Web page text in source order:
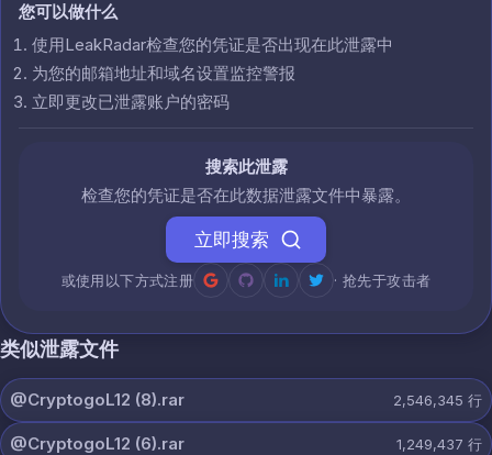
您可以做什么
使用LeakRadar检查您的凭证是否出现在此泄露中
为您的邮箱地址和域名设置监控警报
立即更改已泄露账户的密码
搜索此泄露
检查您的凭证是否在此数据泄露文件中暴露。
立即搜索
或使用以下方式注册 · 抢先于攻击者
类似泄露文件
@CryptogoL12 (8).rar 2,546,345 行
@CryptogoL12 (6).rar 1,249,437 行